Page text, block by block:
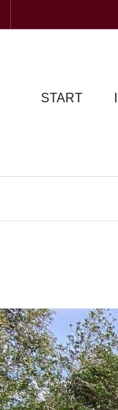
START